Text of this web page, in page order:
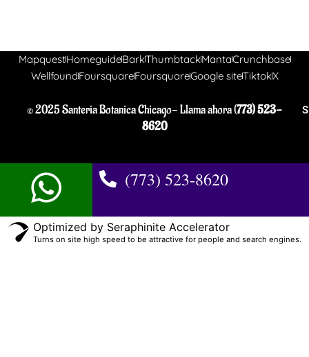
MapquestHomeguideBarkThumbtackMantaCrunchbase
WellfoundFoursquareFoursquareGoogle siteTiktokX
© 2025 Santeria Botanica Chicago- Llama ahora (773) 523-
8620
(773) 523-8620
Optimized by Seraphinite Accelerator
Turns on site high speed to be attractive for people and search engines.